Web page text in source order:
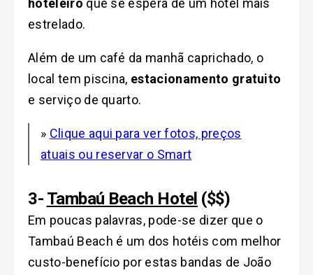
hoteleiro que se espera de um hotel mais
estrelado.
Além de um café da manhã caprichado, o
local tem piscina, estacionamento gratuito
e serviço de quarto.
» Clique aqui para ver fotos, preços
atuais ou reservar o Smart
3- Tambaú Beach Hotel ($$)
Em poucas palavras, pode-se dizer que o
Tambaú Beach é um dos hotéis com melhor
custo-benefício por estas bandas de João